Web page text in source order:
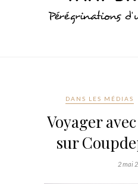
DANS LES MÉDIAS
Voyager
sur
2 mai